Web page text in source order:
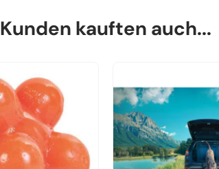
Kunden kauften auch...